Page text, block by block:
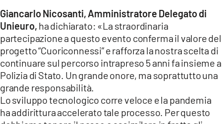
Giancarlo Nicosanti, Amministratore Delegato di
Unieuro, ha dichiarato: «La straordinaria
partecipazione a questo evento conferma il valore del
progetto “Cuoriconnessi” e rafforza la nostra scelta di
continuare sul percorso intrapreso 5 anni fa insieme a
Polizia di Stato. Un grande onore, ma soprattutto una
grande responsabilità.
Lo sviluppo tecnologico corre veloce e la pandemia
ha addirittura accelerato tale processo. Per questo